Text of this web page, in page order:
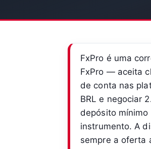
FxPro é uma
FxPro — aceita
de conta nas
BRL e negociar
depósito
instrumento. A
sempre a oferta